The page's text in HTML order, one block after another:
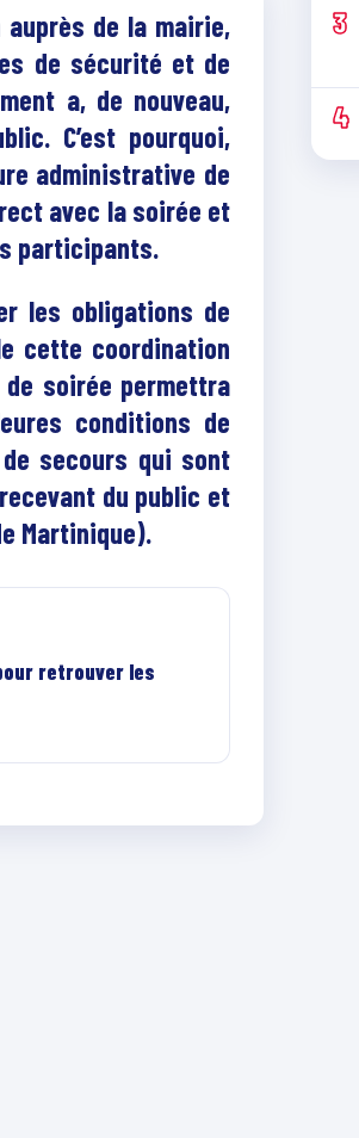
auprès de la mairie,
de sécurité et de
a, de nouveau,
C’est pourquoi,
administrative de
avec la soirée et
participants.
les obligations de
cette coordination
soirée permettra
conditions de
secours qui sont
du public et
Martinique).
retrouver les
3
4